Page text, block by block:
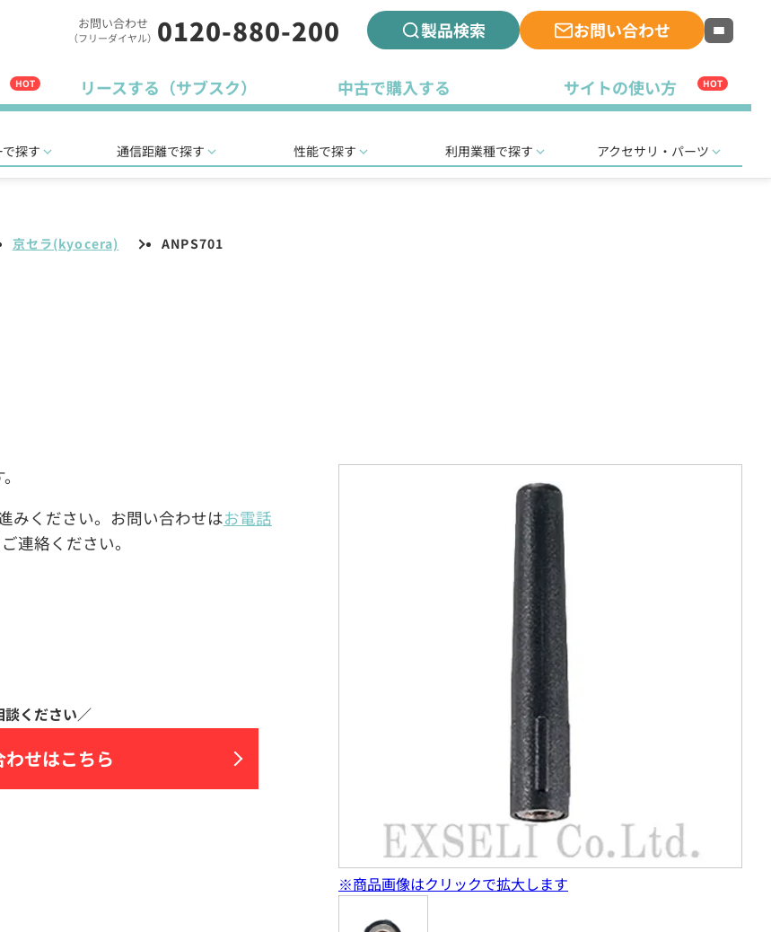
お問い合わせ
（フリーダイヤル） 0120-880-200 製品検索 お問い合わせ
HOT リースする（サブスク） 中古で購入する サイトの使い方 HOT
探す 通信距離で探す 性能で探す 利用業種で探す アクセサリ・パーツ
京セラ(kyocera) ANPS701
みください。お問い合わせはお電話
連絡ください。
せはこちら
※商品画像はクリックで拡大します